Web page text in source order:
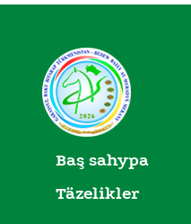
Baş sahypa
Täzelikler